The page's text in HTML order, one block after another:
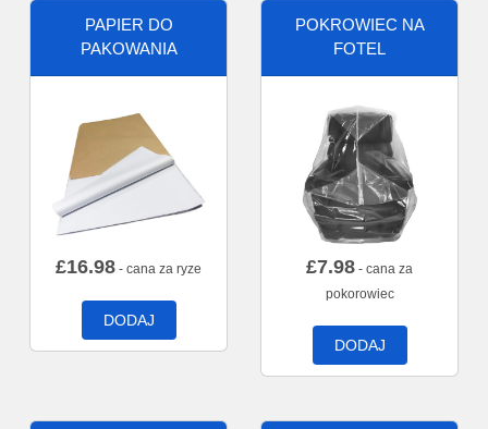
PAPIER DO
PAKOWANIA
£16.98 - cana za ryze
DODAJ
POKROWIEC NA
FOTEL
£7.98 - cana za
pokorowiec
DODAJ